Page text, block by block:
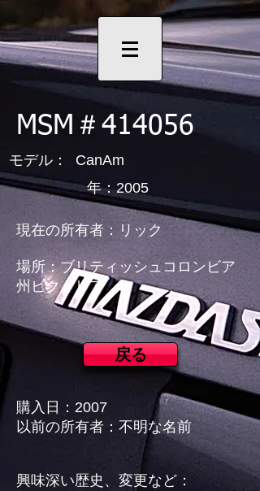
MSM＃414056
モデル： CanAm
年：2005
現在の所有者：リック
場所：ブリティッシュコロンビア
州ビクトリア
戻る
購入日：2007
以前の所有者：不明な名前
興味深い歴史、変更など：